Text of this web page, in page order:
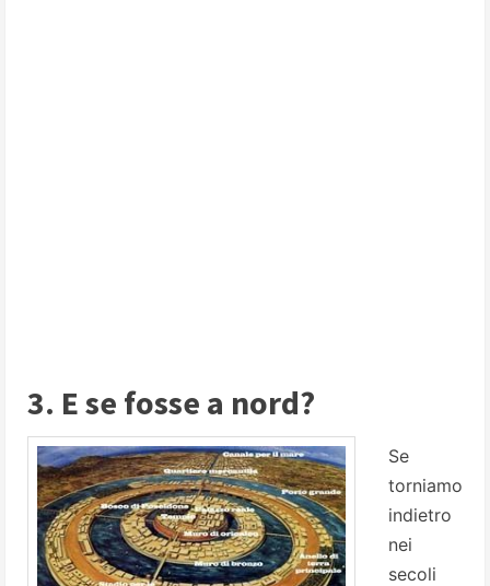
3. E se fosse a nord?
Se
torniamo
indietro
nei
secoli